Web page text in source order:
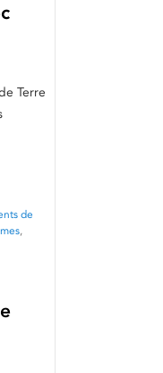
Terre
de
,